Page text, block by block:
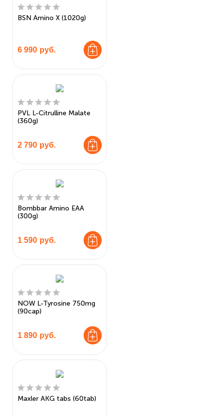
BSN Amino X (1020g)
6 990 руб.
PVL L-Citrulline Malate
(360g)
2 790 руб.
Bombbar Amino EAA
(300g)
1 590 руб.
NOW L-Tyrosine 750mg
(90cap)
1 890 руб.
Maxler AKG tabs (60tab)